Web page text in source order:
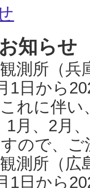
知らせ
測所（
1日から
れに伴い
1月、2月
ので、
測所（
1日から